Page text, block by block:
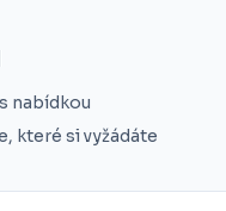
nabídkou
které si vyžádáte